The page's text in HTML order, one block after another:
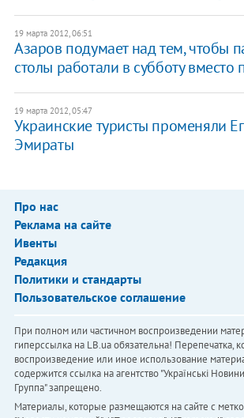
19 марта 2012, 06:51
​Азаров подумает над тем, чтобы
столы работали в субботу вместо
19 марта 2012, 05:47
​Украинские туристы променяли
Эмираты
Про нас
Реклама на сайте
Ивенты
Редакция
Политики и стандарты
Пользовательское соглашение
При полном или частичном воспроизведении
гиперссылка на LB.ua обязательна! Перепечатка,
воспроизведение или иное использование
содержится ссылка на агентство "Українськi
Группа" запрещено.
Материалы, которые размещаются на сайте с